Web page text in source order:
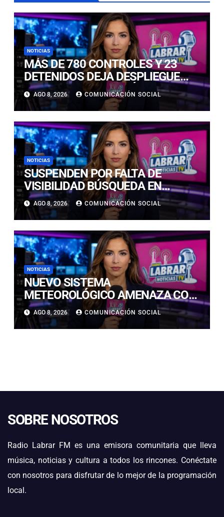
NOTICIAS
MÁS DE 780 CONTROLES Y 23
DETENIDOS DEJA DESPLIEGUE
POLICIAL EN COPIAPÓ Y CALDERA
AGO 8, 2026 COMUNICACIÓN SOCIAL
NOTICIAS
SUSPENDEN POR FALTA DE
VISIBILIDAD BÚSQUEDA EN
CALDERILLA: OPERATIVO SE
RETOMARÁ ESTE DOMINGO
AGO 8, 2026 COMUNICACIÓN SOCIAL
NOTICIAS
NUEVO SISTEMA
METEOROLÓGICO AMENAZA CON
LLUVIAS, NIEVE Y TORMENTAS
ELÉCTRICAS EN ATACAMA
AGO 8, 2026 COMUNICACIÓN SOCIAL
SOBRE NOSOTROS
Radio Labrar FM es una emisora comunitaria que lleva
música, noticias y cultura a todos los rincones. Conéctate
con nosotros para disfrutar de lo mejor de la programación
local.